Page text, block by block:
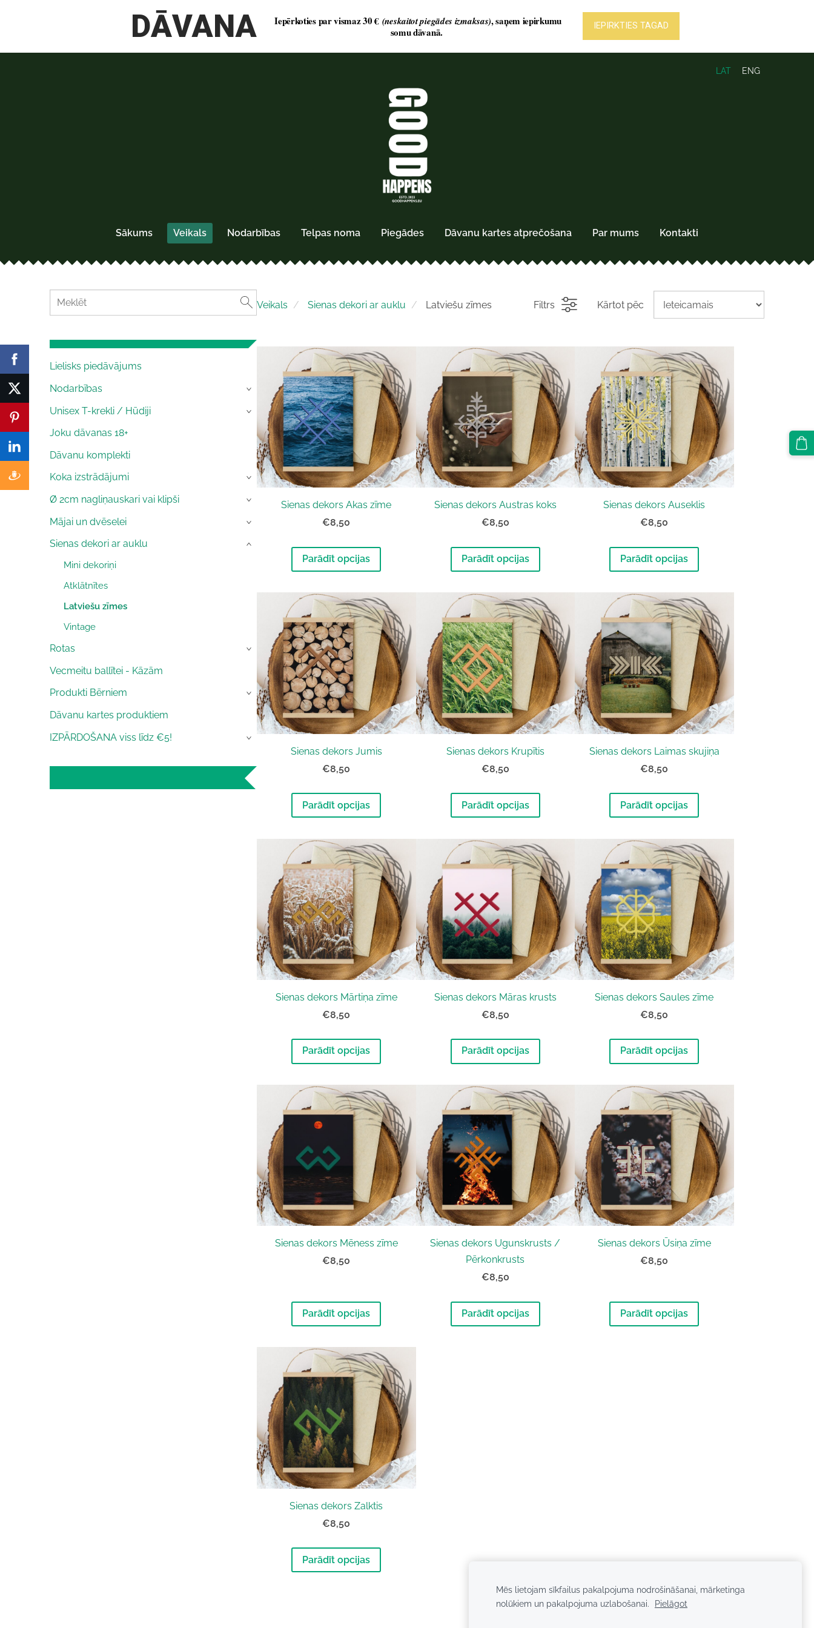
Sākums Veikals Nodarbības Telpas noma Piegādes Dāvanu kartes atprečošana Par mums Kontakti
LAT ENG
Lielisks piedāvājums
Nodarbības
›
Unisex T-krekli / Hūdiji ›
Joku dāvanas 18+
Dāvanu komplekti
Koka izstrādājumi
›
Ø 2cm nagliņauskari vai klipši ›
Mājai un dvēselei ›
Sienas dekori ar auklu
Mini dekoriņi
Atklātnītes
Latviešu zīmes
Vintage
›
Rotas ›
Vecmeitu ballītei - Kāzām
Produkti Bērniem
›
Dāvanu kartes produktiem
IZPĀRDOŠANA viss līdz €5!
›
Veikals Sienas dekori ar auklu Latviešu zīmes Filtrs Kārtot pēc
Sienas dekors Akas zīme
€8,50
Parādīt opcijas
Sienas dekors Austras koks
€8,50
Parādīt opcijas
Sienas dekors Auseklis
€8,50
Parādīt opcijas
Sienas dekors Jumis
€8,50
Parādīt opcijas
Sienas dekors Krupītis
€8,50
Parādīt opcijas
Sienas dekors Laimas skujiņa
€8,50
Parādīt opcijas
Sienas dekors Mārtiņa zīme
€8,50
Parādīt opcijas
Sienas dekors Māras krusts
€8,50
Parādīt opcijas
Sienas dekors Saules zīme
€8,50
Parādīt opcijas
Sienas dekors Mēness zīme
€8,50
Parādīt opcijas
Sienas dekors Ugunskrusts /
Pērkonkrusts
€8,50
Parādīt opcijas
Sienas dekors Ūsiņa zīme
€8,50
Parādīt opcijas
Sienas dekors Zalktis
€8,50
Parādīt opcijas
Mēs lietojam sīkfailus pakalpojuma nodrošināšanai, mārketinga
nolūkiem un pakalpojuma uzlabošanai.
Pielāgot